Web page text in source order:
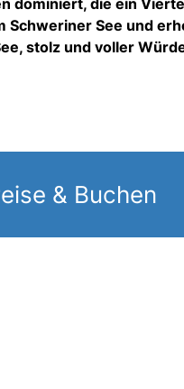
dominiert, die ein
Schweriner See und
stolz und voller
& Buchen